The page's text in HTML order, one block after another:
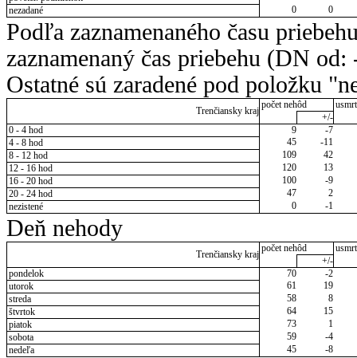
nezadané
0 0
Podľa zaznamenaného času
zaznamenaný čas priebehu (DN
Ostatné sú zaradené pod položku
Trenčiansky kraj
počet nehôd
+/-
0 - 4 hod
9
-7
4 - 8 hod
45
-11
8 - 12 hod
109
42
12 - 16 hod
120
13
16 - 20 hod
100
-9
20 - 24 hod
47
2
nezistené
0 -1
Deň nehody
Trenčiansky kraj
počet nehôd
+/-
pondelok
70
-2
utorok
61
19
streda
58
8
štvrtok
64
15
piatok
73
1
sobota
59
-4
nedeľa
45 -8